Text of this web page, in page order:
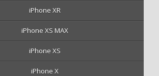
iPhone XR
iPhone XS MAX
iPhone XS
iPhone X